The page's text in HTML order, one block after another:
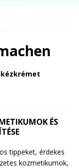
ÉS
tippeket, érdekes
kozmetikumok,